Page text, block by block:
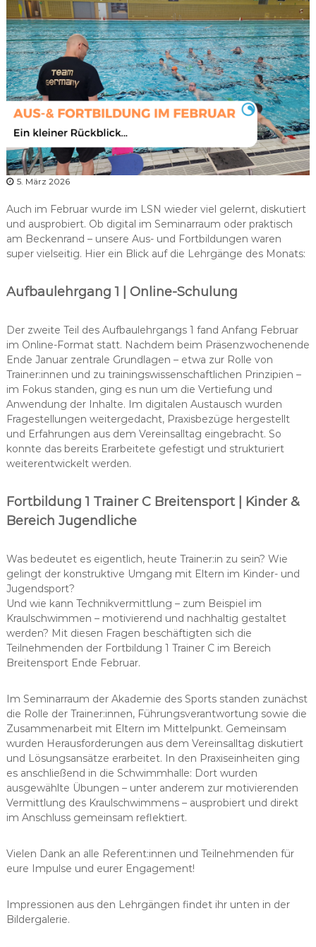
r
b
a
n
d
N
i
e
d
e
r
a
c
h
s
n
5. März 2026
Auch im Februar wurde im LSN wieder viel gelernt, diskutiert
und ausprobiert. Ob digital im Seminarraum oder praktisch
am Beckenrand – unsere Aus- und Fortbildungen waren
super vielseitig. Hier ein Blick auf die Lehrgänge des Monats:
Aufbaulehrgang 1 | Online-Schulung
Der zweite Teil des Aufbaulehrgangs 1 fand Anfang Februar
im Online-Format statt. Nachdem beim Präsenzwochenende
Ende Januar zentrale Grundlagen – etwa zur Rolle von
Trainer:innen und zu trainingswissenschaftlichen Prinzipien –
im Fokus standen, ging es nun um die Vertiefung und
Anwendung der Inhalte. Im digitalen Austausch wurden
Fragestellungen weitergedacht, Praxisbezüge hergestellt
und Erfahrungen aus dem Vereinsalltag eingebracht. So
konnte das bereits Erarbeitete gefestigt und strukturiert
weiterentwickelt werden.
Fortbildung 1 Trainer C Breitensport | Kinder &
Bereich Jugendliche
Was bedeutet es eigentlich, heute Trainer:in zu sein? Wie
gelingt der konstruktive Umgang mit Eltern im Kinder- und
Jugendsport?
Und wie kann Technikvermittlung – zum Beispiel im
Kraulschwimmen – motivierend und nachhaltig gestaltet
werden? Mit diesen Fragen beschäftigten sich die
Teilnehmenden der Fortbildung 1 Trainer C im Bereich
Breitensport Ende Februar.
Im Seminarraum der Akademie des Sports standen zunächst
die Rolle der Trainer:innen, Führungsverantwortung sowie die
Zusammenarbeit mit Eltern im Mittelpunkt. Gemeinsam
wurden Herausforderungen aus dem Vereinsalltag diskutiert
und Lösungsansätze erarbeitet. In den Praxiseinheiten ging
es anschließend in die Schwimmhalle: Dort wurden
ausgewählte Übungen – unter anderem zur motivierenden
Vermittlung des Kraulschwimmens – ausprobiert und direkt
im Anschluss gemeinsam reflektiert.
Vielen Dank an alle Referent:innen und Teilnehmenden für
eure Impulse und eurer Engagement!
Impressionen aus den Lehrgängen findet ihr unten in der
Bildergalerie.